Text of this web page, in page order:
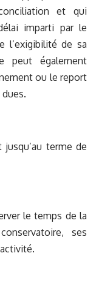
et qui
imparti par le
l’exigibilité de sa
peut également
ou le report
terme de
le temps de la
ses